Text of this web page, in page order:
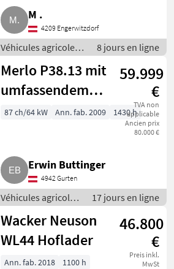
M .
4209 Engerwitzdorf
Véhicules agricoles
à moteur /
Chargeurs de ferme
8 jours en ligne
Merlo P38.13 mit
umfassendem
Zubehör
59.999
€
TVA non
applicable
Ancien prix
80.000 €
87 ch/64 kW Ann. fab. 2009 1430 h
Erwin Buttinger
4942 Gurten
Véhicules agricoles
à moteur /
Chargeurs de
ferme
17 jours en ligne
Wacker Neuson
WL44 Hoflader
46.800
€
Preis inkl.
MwSt
Ann. fab. 2018 1100 h